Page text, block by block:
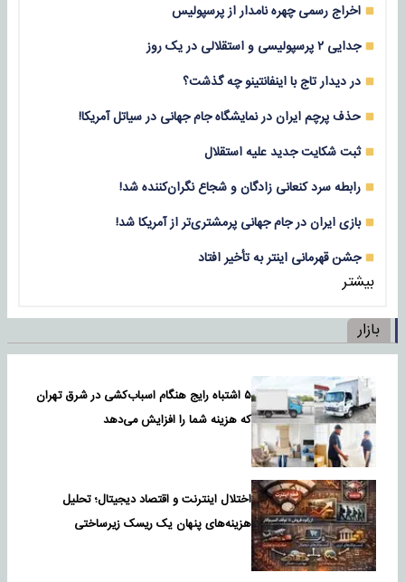
اخراج رسمی چهره نامدار از پرسپولیس
جدایی ۲ پرسپولیسی و استقلالی در یک روز
در دیدار تاج با اینفانتینو چه گذشت؟
حذف پرچم ایران در نمایشگاه جام جهانی در سیاتل آمریکا!
ثبت شکایت جدید علیه استقلال
رابطه سرد کنعانی زادگان و شجاع نگران‌کننده شد!
بازی‌ ایران در جام جهانی پرمشتری‌تر از آمریکا شد!
جشن قهرمانی اینتر به تأخیر افتاد
بیشتر
بازار
۵ اشتباه رایج هنگام اسباب‌کشی در شرق تهران
که هزینه شما را افزایش می‌دهد
اختلال اینترنت و اقتصاد دیجیتال؛ تحلیل
هزینه‌های پنهان یک ریسک زیرساختی